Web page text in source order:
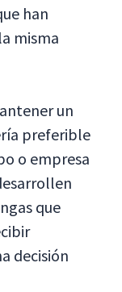
han
misma
un
preferible
o empresa
que
decisión